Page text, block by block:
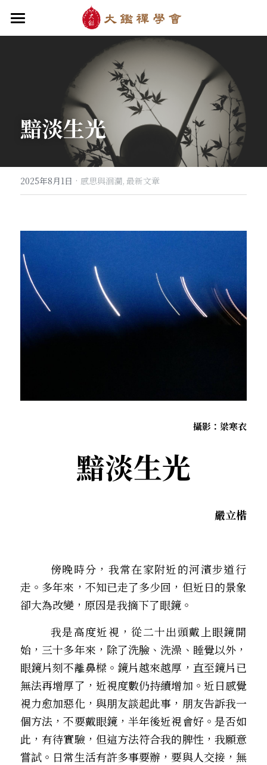
首頁
成立緣起與宗旨
關於大鑑禪堂
道場內景
入會申請
禪行者簡介
．梁寒衣
自畫像
．兩座山之間
．雨季，兩個旅人
．杏葉詩
．閱讀與人生（上）——談閱讀對自我生
命的啟發
．死生流注
梁寒衣著作（書目/序/評論）
最新消息/課程
芳嚴無涯/消息・活動
行向圓覺/課程・共修
教法/文章/思潮
華嚴智海/教觀、禪觀
拄杖在手
拄杖在手/論文・演講・座談・開示
拄杖在手/隨身法藏
寒雪付衣/散文・詩歌・偈贊
薔薇與棘原/現代小說・寓言小說・佛化小說
影之聲/電影內外觀
線上聆聽
【勝鬘經】
千眼書屋/書籍．作品
聯絡我們
黯淡生光
2025年8月1日 · 感思與洄瀾, 最新文章
攝影：梁寒衣
黯淡生光
嚴立楷
走。多年來，不知已走了多少回，但近日的景象
卻大為改變，原因是我摘下了眼鏡。
始，三十多年來，除了洗臉、洗澡、睡覺以外，
眼鏡片刻不離鼻樑。鏡片越來越厚，直至鏡片已
無法再增厚了，近視度數仍持續增加。近日感覺
視力愈加惡化，與朋友談起此事，朋友告訴我一
個方法，不要戴眼鏡，半年後近視會好。是否如
此，有待實驗，但這方法符合我的脾性，我願意
嘗試。日常生活有許多事要辦，要與人交接，無